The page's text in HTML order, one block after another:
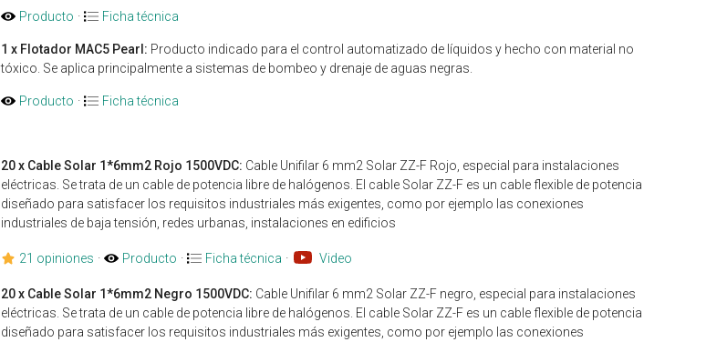
Producto · Ficha técnica
1 x Flotador MAC5 Pearl: Producto indicado para el control automatizado de líquidos y hecho con material no
tóxico. Se aplica principalmente a sistemas de bombeo y drenaje de aguas negras.
Producto · Ficha técnica
20 x Cable Solar 1*6mm2 Rojo 1500VDC: Cable Unifilar 6 mm2 Solar ZZ-F Rojo, especial para instalaciones
eléctricas. Se trata de un cable de potencia libre de halógenos. El cable Solar ZZ-F es un cable flexible de potencia
diseñado para satisfacer los requisitos industriales más exigentes, como por ejemplo las conexiones
industriales de baja tensión, redes urbanas, instalaciones en edificios
21 opiniones · Producto · Ficha técnica · Video
20 x Cable Solar 1*6mm2 Negro 1500VDC: Cable Unifilar 6 mm2 Solar ZZ-F negro, especial para instalaciones
eléctricas. Se trata de un cable de potencia libre de halógenos. El cable Solar ZZ-F es un cable flexible de potencia
diseñado para satisfacer los requisitos industriales más exigentes, como por ejemplo las conexiones